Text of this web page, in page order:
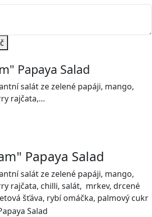
Papaya Salad
salát ze zelené papáji, mango,
rajčata,…
Papaya Salad
salát ze zelené papáji, mango,
rajčata, chilli, salát, mrkev, drcené
šťáva, rybí omáčka, palmový cukr